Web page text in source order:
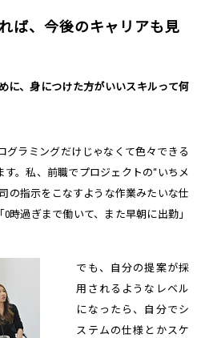
ば、今後のキャリアも見
に、身につけた方がいいスキルって何
グラミングだけじゃなくて色々できる
す。私、前職でプロジェクトの“いちメ
の指示をこなすような作業みたいな仕
時過ぎまで働いて、また早朝に出勤」
でも、自分の提案が採
用されるようなレベル
になったら、自分でシ
ステムの仕様とかスケ